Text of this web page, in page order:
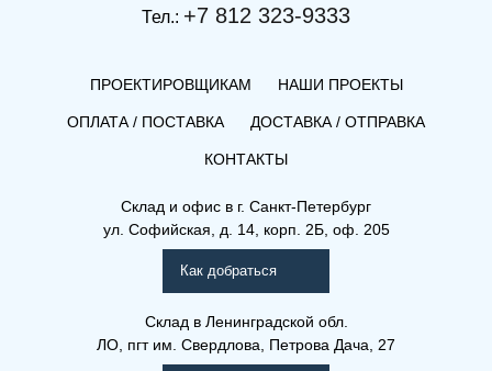
Тел.: +7 812 323-9333
ПРОЕКТИРОВЩИКАМ НАШИ ПРОЕКТЫ
ОПЛАТА / ПОСТАВКА ДОСТАВКА / ОТПРАВКА
КОНТАКТЫ
Склад и офис в г. Санкт-Петербург
ул. Софийская, д. 14, корп. 2Б, оф. 205
Как добраться
Склад в Ленинградской обл.
ЛО, пгт им. Свердлова, Петрова Дача, 27